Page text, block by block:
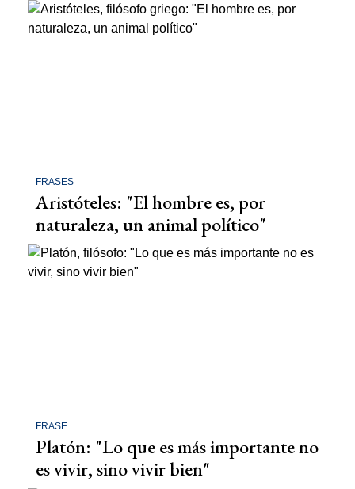
FRASES
Aristóteles: "El hombre es, por
naturaleza, un animal político"
FRASE
Platón: "Lo que es más importante no
es vivir, sino vivir bien"